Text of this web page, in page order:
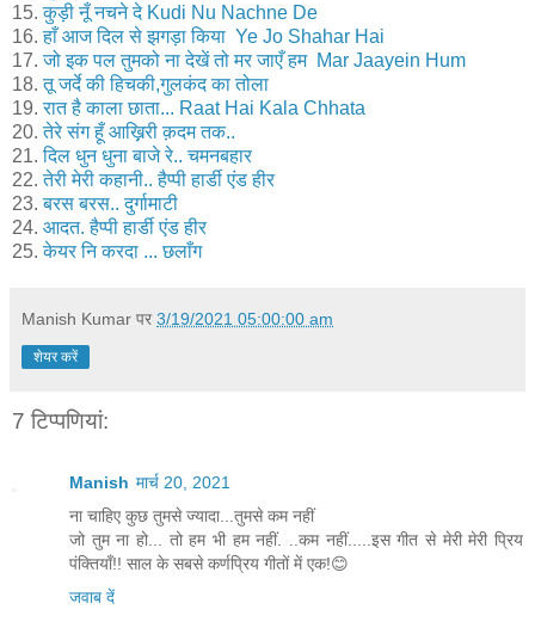
15.कुड़ी नूँ नचने दे Kudi Nu Nachne De
16.हाँ आज दिल से झगड़ा किया Ye Jo Shahar Hai
17.जो इक पल तुमको ना देखें तो मर जाएँ हम Mar Jaayein Hum
18. तू जर्दे की हिचकी,गुलकंद का तोला
19.रात है काला छाता... Raat Hai Kala Chhata
20.तेरे संग हूँ आख़़िरी क़दम तक..
21.दिल धुन धुना बाजे रे.. चमनबहार
22.तेरी मेरी कहानी.. हैप्पी हार्डी एंड हीर
23.बरस बरस.. दुर्गामाटी
24. आदत. हैप्पी हार्डी एंड हीर
25.केयर नि करदा ... छलाँग
Manish Kumar पर 3/19/2021 05:00:00 am
शेयर करें
7 टिप्‍पणियां:
Manish मार्च 20, 2021
ना चाहिए कुछ तुमसे ज्यादा...तुमसे कम नहीं
जो तुम ना हो... तो हम भी हम नहीं. ..कम नहीं.....इस गीत से मेरी मेरी प्रिय
पंक्तियाँ!! साल के सबसे कर्णप्रिय गीतों में एक!😊
जवाब दें